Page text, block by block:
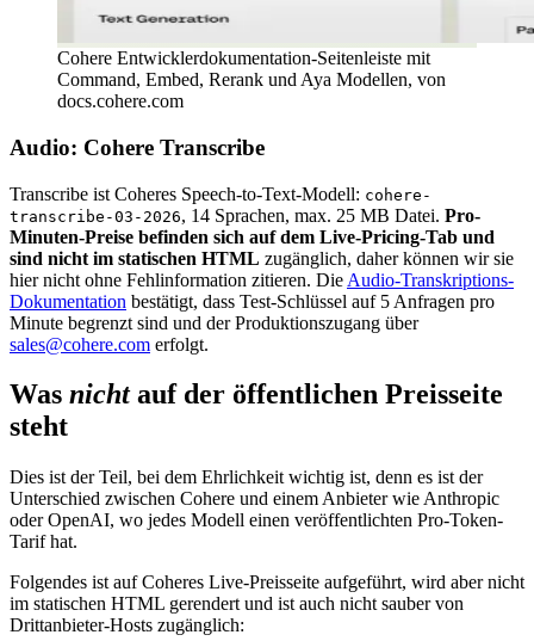
Cohere Entwicklerdokumentation-Seitenleiste mit
Command, Embed, Rerank und Aya Modellen, von
docs.cohere.com
Audio: Cohere Transcribe
Transcribe ist Coheres Speech-to-Text-Modell: cohere-
transcribe-03-2026, 14 Sprachen, max. 25 MB Datei. Pro-
Minuten-Preise befinden sich auf dem Live-Pricing-Tab und
sind nicht im statischen HTML zugänglich, daher können wir sie
hier nicht ohne Fehlinformation zitieren. Die Audio-Transkriptions-
Dokumentation bestätigt, dass Test-Schlüssel auf 5 Anfragen pro
Minute begrenzt sind und der Produktionszugang über
sales@cohere.com erfolgt.
Was nichtauf der öffentlichen Preisseite
steht
Dies ist der Teil, bei dem Ehrlichkeit wichtig ist, denn es ist der
Unterschied zwischen Cohere und einem Anbieter wie Anthropic
oder OpenAI, wo jedes Modell einen veröffentlichten Pro-Token-
Tarif hat.
Folgendes ist auf Coheres Live-Preisseite aufgeführt, wird aber nicht
im statischen HTML gerendert und ist auch nicht sauber von
Drittanbieter-Hosts zugänglich: